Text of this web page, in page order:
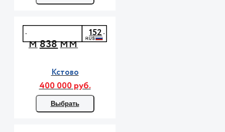
М838ММ
152
Кстово
400 000 руб.
Выбрать